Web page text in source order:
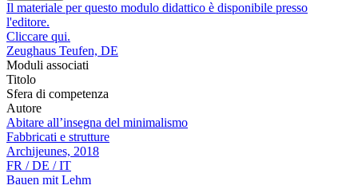
Il materiale per questo modulo didattico è disponibile presso
l'editore.
Cliccare qui.
Zeughaus Teufen, DE
Moduli associati
Titolo
Sfera di competenza
Autore
Abitare all’insegna del minimalismo
Fabbricati e strutture
Archijeunes, 2018
FR / DE / IT
Bauen mit Lehm